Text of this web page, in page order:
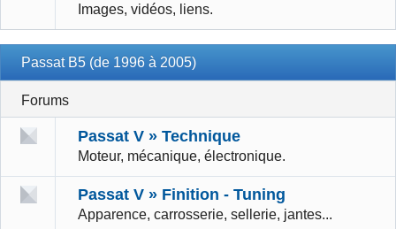
Images, vidéos, liens.
Passat B5 (de 1996 à 2005)
Forums
Passat V » Technique
Moteur, mécanique, électronique.
Passat V » Finition - Tuning
Apparence, carrosserie, sellerie, jantes...